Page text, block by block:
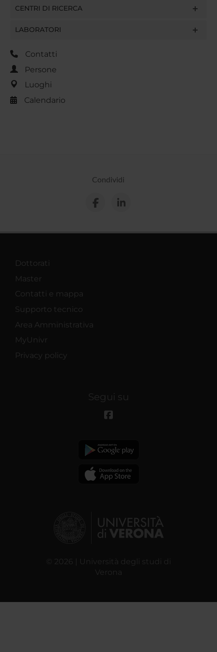
CENTRI DI RICERCA
LABORATORI
Contatti
Persone
Luoghi
Calendario
Condividi
Dottorati
Master
Contatti e mappa
Supporto tecnico
Area Amministrativa
MyUnivr
Privacy policy
Segui su
© 2026 | Università degli studi di
Verona